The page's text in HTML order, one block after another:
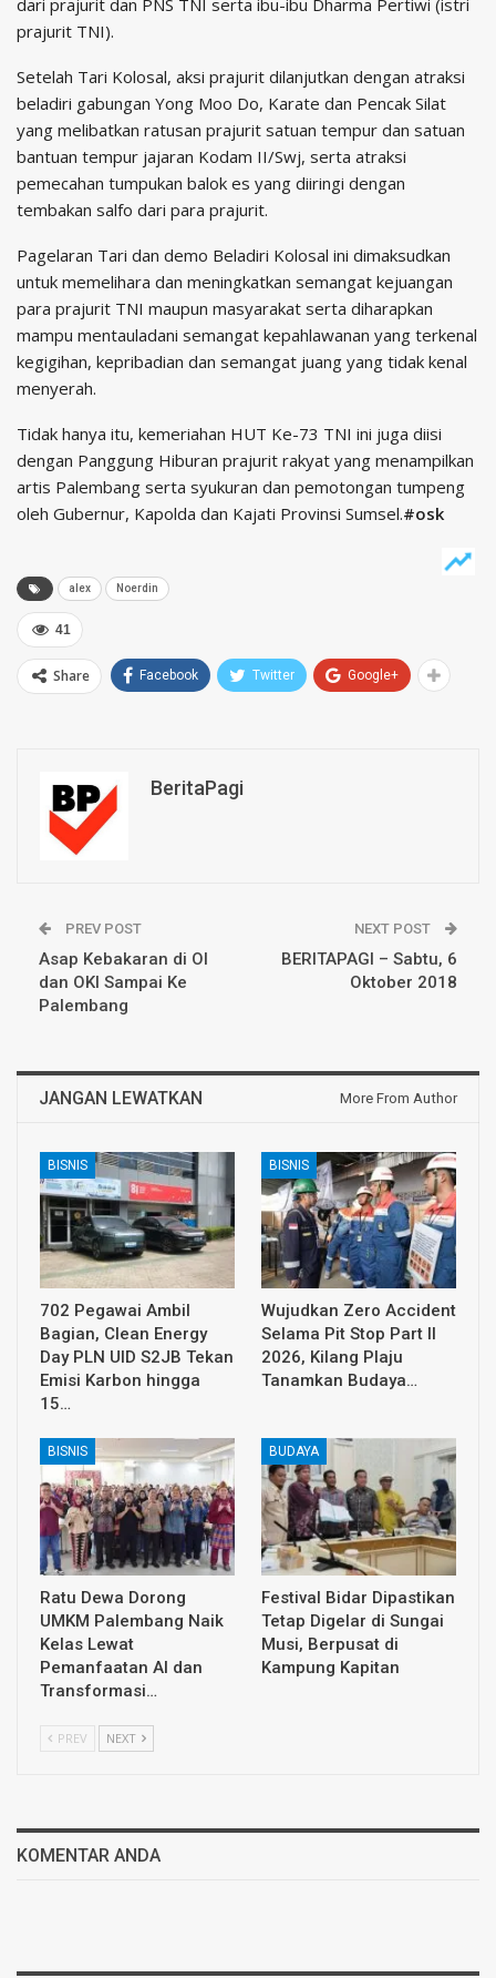
dari prajurit dan PNS TNI serta ibu-ibu Dharma Pertiwi (istri
prajurit TNI).
Setelah Tari Kolosal, aksi prajurit dilanjutkan dengan atraksi
beladiri gabungan Yong Moo Do, Karate dan Pencak Silat
yang melibatkan ratusan prajurit satuan tempur dan satuan
bantuan tempur jajaran Kodam II/Swj, serta atraksi
pemecahan tumpukan balok es yang diiringi dengan
tembakan salfo dari para prajurit.
Pagelaran Tari dan demo Beladiri Kolosal ini dimaksudkan
untuk memelihara dan meningkatkan semangat kejuangan
para prajurit TNI maupun masyarakat serta diharapkan
mampu mentauladani semangat kepahlawanan yang terkenal
kegigihan, kepribadian dan semangat juang yang tidak kenal
menyerah.
Tidak hanya itu, kemeriahan HUT Ke-73 TNI ini juga diisi
dengan Panggung Hiburan prajurit rakyat yang menampilkan
artis Palembang serta syukuran dan pemotongan tumpeng
oleh Gubernur, Kapolda dan Kajati Provinsi Sumsel.#osk
alex Noerdin
41
Share Facebook Twitter Google+
BeritaPagi
PREV POST
Asap Kebakaran di OI
dan OKI Sampai Ke
Palembang
NEXT POST
BERITAPAGI – Sabtu, 6
Oktober 2018
JANGAN LEWATKAN More From Author
BISNIS
702 Pegawai Ambil
Bagian, Clean Energy
Day PLN UID S2JB Tekan
Emisi Karbon hingga
15…
BISNIS
Wujudkan Zero Accident
Selama Pit Stop Part II
2026, Kilang Plaju
Tanamkan Budaya…
BISNIS
Ratu Dewa Dorong
UMKM Palembang Naik
Kelas Lewat
Pemanfaatan AI dan
Transformasi…
BUDAYA
Festival Bidar Dipastikan
Tetap Digelar di Sungai
Musi, Berpusat di
Kampung Kapitan
PREV NEXT
KOMENTAR ANDA